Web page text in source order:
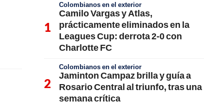
Colombianos en el exterior
Camilo Vargas y Atlas,
prácticamente eliminados en la
Leagues Cup: derrota 2-0 con
Charlotte FC
Colombianos en el exterior
Jaminton Campaz brilla y guía a
Rosario Central al triunfo, tras una
semana crítica